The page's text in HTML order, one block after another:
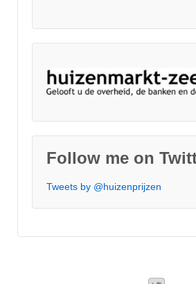
Follow me on
Tweets by @huizenprijzen